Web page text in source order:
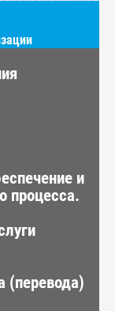
и
процесса.
(перевода)